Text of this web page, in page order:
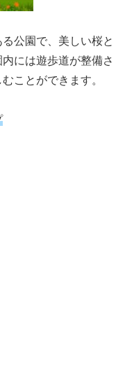
公園で、美しい桜と
には遊歩道が整備さ
ことができます。